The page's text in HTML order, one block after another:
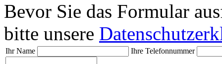
Bevor Sie das Formular
bitte unsere
Ihr Name Ihre Telefonnummer